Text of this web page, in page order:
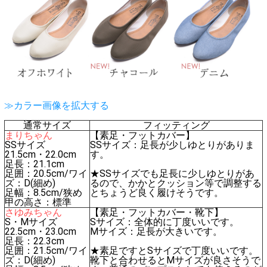
≫カラー画像を拡大する
通常サイズ
フィッティング
まりちゃん
SSサイズ
21.5cm・22.0cm
足長：21.1cm
足囲：20.5cm/ワイ
ズ：D(細め)
足幅：8.5cm/狭め
甲の高さ：標準
【素足・フットカバー】
SSサイズ：足長が少しゆとりがありま
す。
★SSサイズでも足長に少しゆとりがあ
るので、かかとクッション等で調整する
とちょうど良く履けそうです。
さゆみちゃん
S・Mサイズ
22.5cm・23.0cm
足長：22.3cm
足囲：21.5cm/ワイ
ズ：D(細め)
【素足・フットカバー・靴下】
Sサイズ：全体的に丁度いいです。
Mサイズ：足長が大きいです。
★素足ですとSサイズで丁度いいです。
靴下と合わせるとMサイズが良さそうで